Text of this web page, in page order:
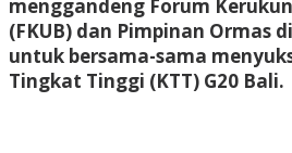
menggandeng Forum
(FKUB) dan Pimpinan Ormas
untuk bersama-sama
Tingkat Tinggi (KTT) G20 Bali.